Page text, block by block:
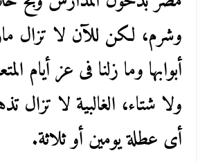
وشرم، لكن للآن لا تزال
أبوابها وما زلنا فى عز أيام
ولا شتاء، الغالبية لا تزال
أى عطلة يومين أو ثلاثة.